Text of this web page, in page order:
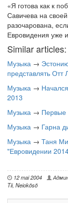
«Я готова как к
Савичева на
разочарована,
Евровидения уже
Similar articles:
Музыка →
представлять Отт
Музыка →
2013
Музыка → Первые
Музыка → Гарна
Музыка → Таня
"Евровидении
12 mai 2004
Tii, Neiokõsõ